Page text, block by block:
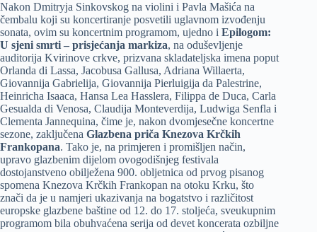
Nakon Dmitryja Sinkovskog na violini i Pavla Mašića na
čembalu koji su koncertiranje posvetili uglavnom izvođenju
sonata, ovim su koncertnim programom, ujedno i Epilogom:
U sjeni smrti – prisjećanja markiza, na oduševljenje
auditorija Kvirinove crkve, prizvana skladateljska imena poput
Orlanda di Lassa, Jacobusa Gallusa, Adriana Willaerta,
Giovannija Gabrielija, Giovannija Pierluigija da Palestrine,
Heinricha Isaaca, Hansa Lea Hasslera, Filippa de Duca, Carla
Gesualda di Venosa, Claudija Monteverdija, Ludwiga Senfla i
Clementa Jannequina, čime je, nakon dvomjesečne koncertne
sezone, zaključena Glazbena priča Knezova Krčkih
Frankopana. Tako je, na primjeren i promišljen način,
upravo glazbenim dijelom ovogodišnjeg festivala
dostojanstveno obilježena 900. obljetnica od prvog pisanog
spomena Knezova Krčkih Frankopan na otoku Krku, što
znači da je u namjeri ukazivanja na bogatstvo i različitost
europske glazbene baštine od 12. do 17. stoljeća, sveukupnim
programom bila obuhvaćena serija od devet koncerata ozbiljne